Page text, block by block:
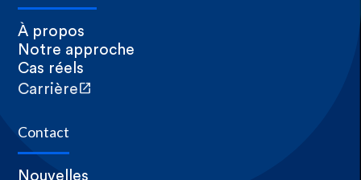
À propos
Notre approche
Cas réels
Carrièreopen_in_new
Contact
Nouvelles